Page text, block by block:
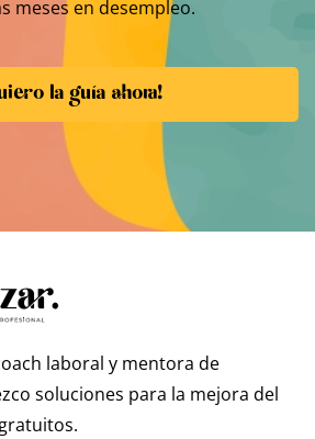
meses en desempleo.
la guía ahora!
laboral y mentora de
soluciones para la mejora del